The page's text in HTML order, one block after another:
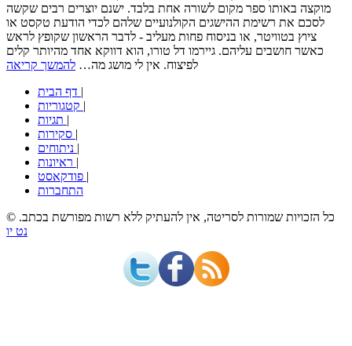
מוקצה באותו ספר מקום לשורה אחת בלבד. ישנם יוצרים רבים שקשה
לסכם את רשימת ההישגים הקולנועיים שלהם לכדי הודעת טקסט או
ציוץ בטוויטר, או בניסוח פחות מעליב - לדבר הראשון שקופץ לראש
כאשר חושבים עליהם. גיירמו דל טורו, הוא דווקא אחד מהיותר קלים
לפיצוח. אין לי מושג מה… להמשך קריאה
|
|
|
|
|
|
|
התחברות
© כל הזכויות שמורות לסריטה, אין להעתיק ללא רשות מפורשת בכתב.
נט יו